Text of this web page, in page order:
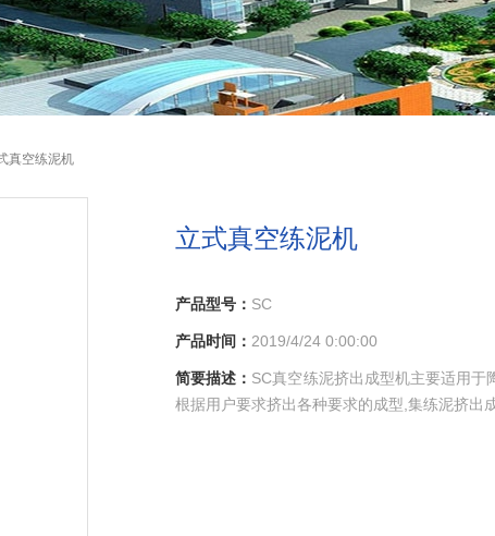
真空练泥机
立式真空练泥机
产品型号： SC
产品时间： 2019/4/24 0:00:00
简要描述： SC真空练泥挤出成型机主要适用于
根据用户要求挤出各种要求的成型,集练泥挤出